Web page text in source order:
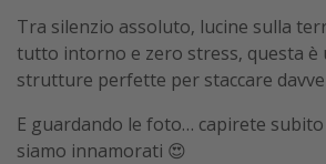
Tra silenzio assoluto, lucine sulla
tutto intorno e zero stress, questa è
strutture perfette per staccare
E guardando le foto… capirete subito
siamo innamorati 😍